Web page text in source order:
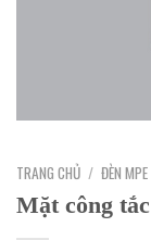
TRANG CHỦ / ĐÈN MPE
Mặt công